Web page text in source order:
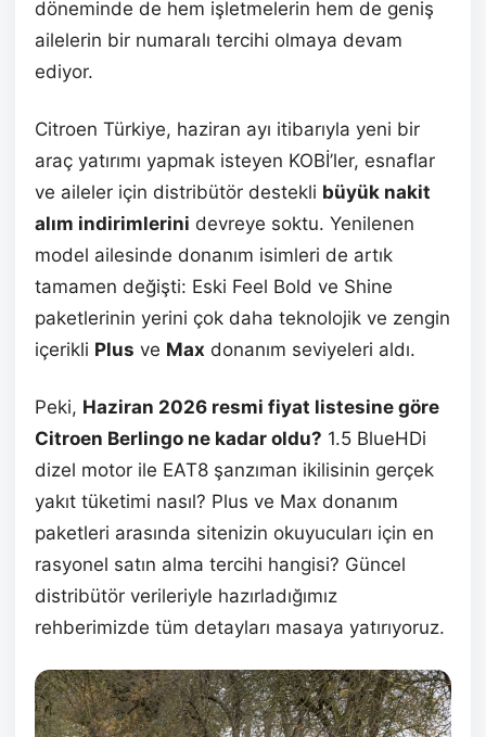
döneminde de hem işletmelerin hem de geniş
ailelerin bir numaralı tercihi olmaya devam
ediyor.
Citroen Türkiye, haziran ayı itibarıyla yeni bir
araç yatırımı yapmak isteyen KOBİ’ler, esnaflar
ve aileler için distribütör destekli büyük nakit
alım indirimlerini devreye soktu. Yenilenen
model ailesinde donanım isimleri de artık
tamamen değişti: Eski Feel Bold ve Shine
paketlerinin yerini çok daha teknolojik ve zengin
içerikli Plus ve Max donanım seviyeleri aldı.
Peki, Haziran 2026 resmi fiyat listesine göre
Citroen Berlingo ne kadar oldu? 1.5 BlueHDi
dizel motor ile EAT8 şanzıman ikilisinin gerçek
yakıt tüketimi nasıl? Plus ve Max donanım
paketleri arasında sitenizin okuyucuları için en
rasyonel satın alma tercihi hangisi? Güncel
distribütör verileriyle hazırladığımız
rehberimizde tüm detayları masaya yatırıyoruz.